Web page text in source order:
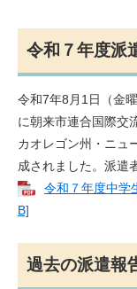
令和７年度派
令和7年8月1日（金
に朝来市連合国際交
カオレゴン州・ニュ
成されました。派遣
令和７年度中学
B]
過去の派遣報